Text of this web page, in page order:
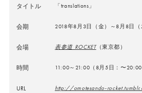
タイトル 「translations」
会期 2018年8月3日（金）～8月8日（
会場 表参道 ROCKET（東京都）
時間 11:00～21:00（8月5日：〜
URL http://omotesando-